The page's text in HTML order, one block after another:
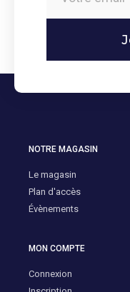
NOTRE MAGASIN
Le magasin
Plan d'accès
Évènements
MON COMPTE
Connexion